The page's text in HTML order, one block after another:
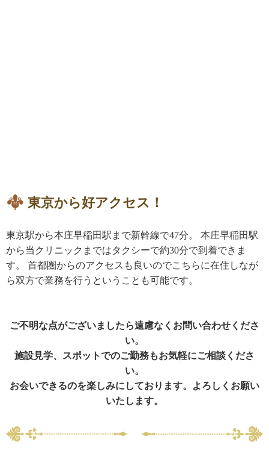
東京から好アクセス！
東京駅から本庄早稲田駅まで新幹線で47分。 本庄早稲田駅
から当クリニックまではタクシーで約30分で到着できま
す。 首都圏からのアクセスも良いのでこちらに在住しなが
ら双方で業務を行うということも可能です。
ご不明な点がございましたら遠慮なくお問い合わせくださ
い。
施設見学、スポットでのご勤務もお気軽にご相談くださ
い。
お会いできるのを楽しみにしております。よろしくお願い
いたします。